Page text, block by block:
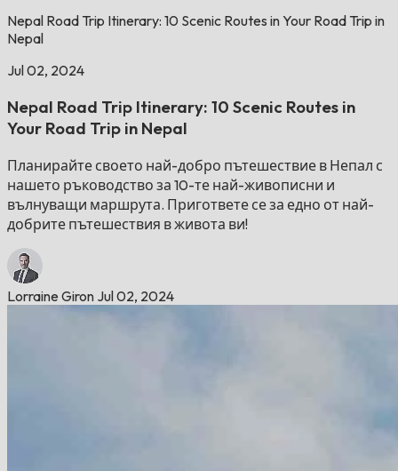
Nepal Road Trip Itinerary: 10 Scenic Routes in Your Road Trip in
Nepal
Jul 02, 2024
Nepal Road Trip Itinerary: 10 Scenic Routes in
Your Road Trip in Nepal
Планирайте своето най-добро пътешествие в Непал с
нашето ръководство за 10-те най-живописни и
вълнуващи маршрута. Пригответе се за едно от най-
добрите пътешествия в живота ви!
Lorraine Giron Jul 02, 2024